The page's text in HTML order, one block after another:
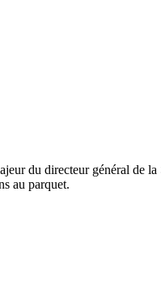
du directeur général de
au parquet.